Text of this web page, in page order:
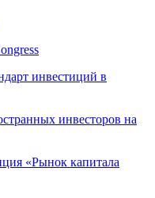
инвестиций в
инвесторов на
«Рынок капитала